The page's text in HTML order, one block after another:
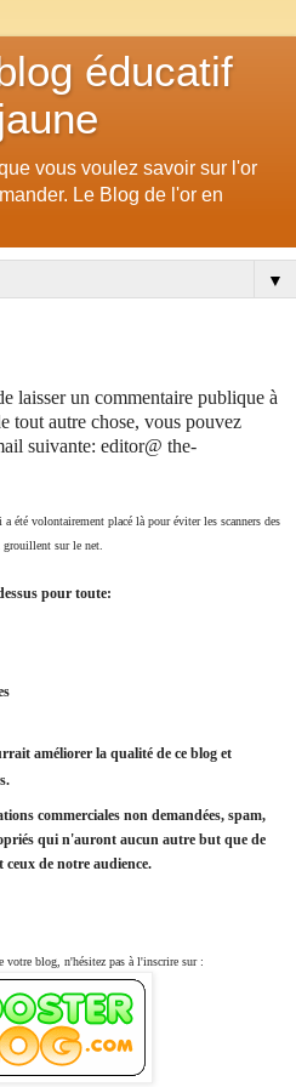
éducatif
vous voulez savoir sur l'or
Le Blog de l'or en
▼
laisser un commentaire publique à
tout autre chose, vous pouvez
suivante: editor@ the-
été volontairement placé là pour éviter les scanners des
grouillent sur le net.
pour toute:
améliorer la qualité de ce blog et
commerciales non demandées, spam,
qui n'auront aucun autre but que de
de notre audience.
votre blog, n'hésitez pas à l'inscrire sur :